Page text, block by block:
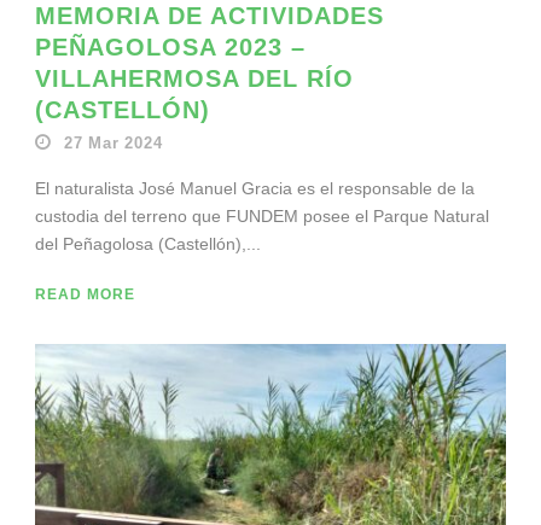
MEMORIA DE ACTIVIDADES
PEÑAGOLOSA 2023 –
VILLAHERMOSA DEL RÍO
(CASTELLÓN)
27 Mar 2024
El naturalista José Manuel Gracia es el responsable de la
custodia del terreno que FUNDEM posee el Parque Natural
del Peñagolosa (Castellón),...
READ MORE